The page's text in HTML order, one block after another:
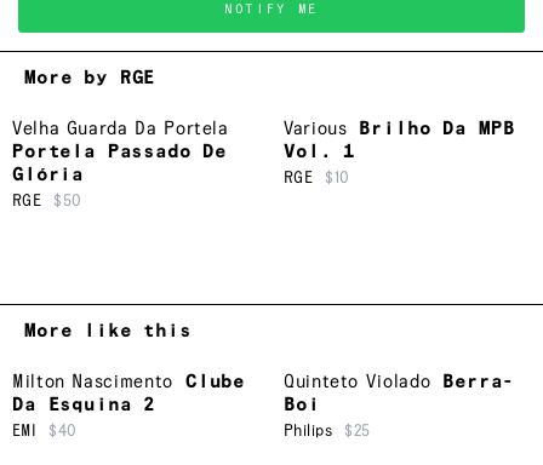
NOTIFY ME
More by RGE
Velha Guarda Da Portela
Portela Passado De
Glória
RGE $50
Various
Brilho Da MPB
Vol. 1
RGE $10
More like this
Milton Nascimento
Clube
Da Esquina 2
EMI $40
Quinteto Violado
Berra-
Boi
Philips $25